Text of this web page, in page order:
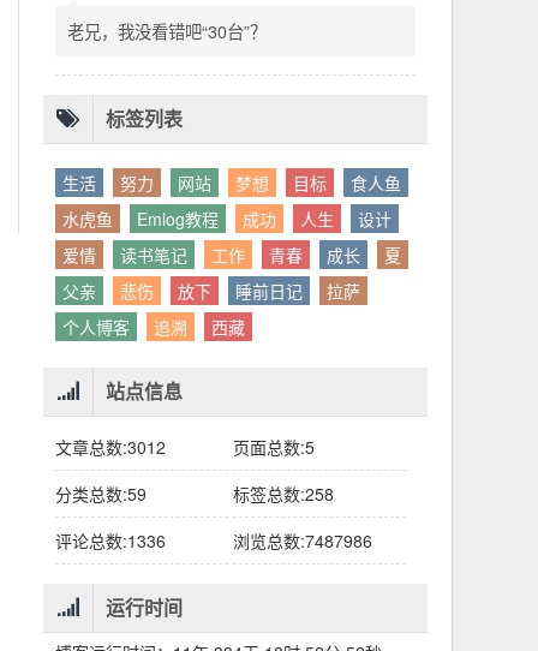
以为差距是钱、是资源、是运气，但真正的差
只问我想做什么。而我们，花了太多时间活成
别人眼中的应该。这句话不是安慰，是提醒：
你的人生，不需要复刻任何人的轨迹。
wys
老兄，我没看错吧“30台”？
标签列表
生活 努力 网站 梦想 目标
食人鱼
水虎鱼
Emlog教程 成功 人生
设计
爱情
读书笔记 工作
父亲
悲伤 放下
个人博客
追溯 西藏
站点信息
文章总数:3012
页面总数:5
分类总数:59
评论总数:1336
浏览总数:7487986